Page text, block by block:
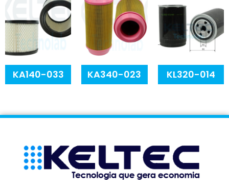
KA140-033 KA340-023 KL320-014